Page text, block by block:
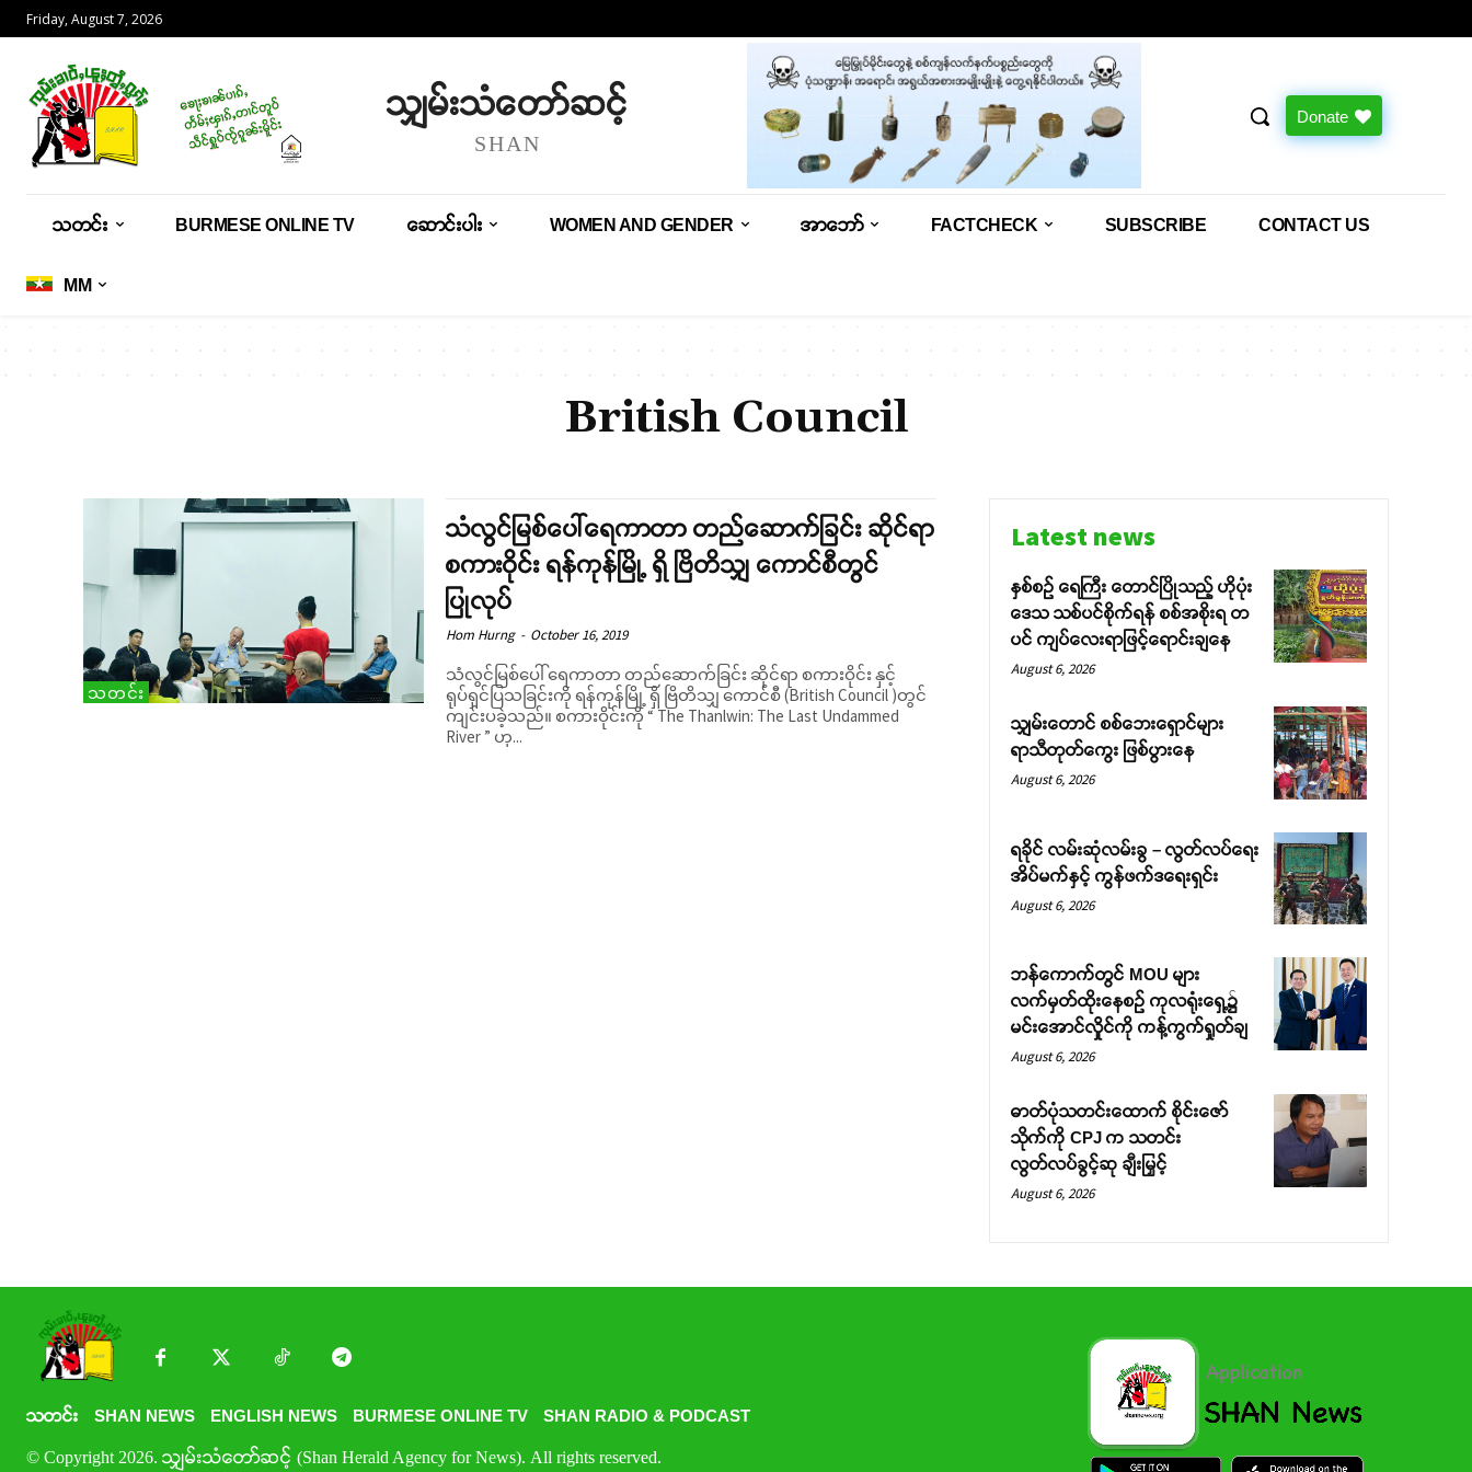
Friday, August 7, 2026
သျှမ်းသံတော်ဆင့်
SHAN
Donate
သတင်း BURMESE ONLINE TV ဆောင်းပါး WOMEN AND GENDER အာဘော် FACTCHECK SUBSCRIBE CONTACT US
MM
British Council
သတင်း
သံလွင်မြစ်ပေါ်ရေကာတာ တည်ဆောက်ခြင်း ဆိုင်ရာ
စကားဝိုင်း ရန်ကုန်မြို့ ရှိ ဗြိတိသျှ ကောင်စီတွင်
ပြုလုပ်
Hom Hurng - October 16, 2019
သံလွင်မြစ်ပေါ် ရေကာတာ တည်ဆောက်ခြင်း ဆိုင်ရာ စကားဝိုင်း နှင့်
ရုပ်ရှင်ပြသခြင်းကို ရန်ကုန်မြို့ ရှိ ဗြိတိသျှ ကောင်စီ (British Council )တွင်
ကျင်းပခဲ့သည်။ စကားဝိုင်းကို “ The Thanlwin: The Last Undammed
River ” ဟု...
Latest news
နှစ်စဉ် ရေကြီး တောင်ပြိုသည့် ဟိုပုံး
ဒေသ သစ်ပင်စိုက်ရန် စစ်အစိုးရ တ
ပင် ကျပ်လေးရာဖြင့်ရောင်းချနေ
August 6, 2026
သျှမ်းတောင် စစ်ဘေးရှောင်များ
ရာသီတုတ်ကွေး ဖြစ်ပွားနေ
August 6, 2026
ရခိုင် လမ်းဆုံလမ်းခွ – လွတ်လပ်ရေး
အိပ်မက်နှင့် ကွန်ဖက်ဒရေးရှင်း
August 6, 2026
ဘန်ကောက်တွင် MOU များ
လက်မှတ်ထိုးနေစဉ် ကုလရုံးရှေ့၌
မင်းအောင်လှိုင်ကို ကန့်ကွက်ရှုတ်ချ
August 6, 2026
ဓာတ်ပုံသတင်းထောက် စိုင်းဇော်
သိုက်ကို CPJ က သတင်း
လွတ်လပ်ခွင့်ဆု ချီးမြှင့်
August 6, 2026
သတင်း SHAN NEWS ENGLISH NEWS BURMESE ONLINE TV SHAN RADIO & PODCAST
© Copyright 2026. သျှမ်းသံတော်ဆင့် (Shan Herald Agency for News). All rights reserved.